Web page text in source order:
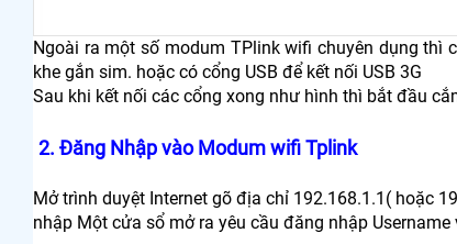
Ngoài ra một số modum TPlink wifi chuyên dụng
khe gắn sim. hoặc có cổng USB để kết nối USB 3G
Sau khi kết nối các cổng xong như hình thì bắt đầu
2. Đăng Nhập vào Modum wifi Tplink
Mở trình duyệt Internet gõ địa chỉ 192.168.1.1( hoặc
nhập Một cửa sổ mở ra yêu cầu đăng nhập Username